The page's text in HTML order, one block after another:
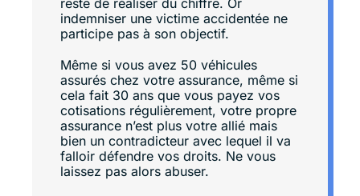
reste de réaliser du chiffre. Or
indemniser une victime accidentée ne
participe pas à son objectif.
Même si vous avez 50 véhicules
assurés chez votre assurance, même si
cela fait 30 ans que vous payez vos
cotisations régulièrement, votre propre
assurance n’est plus votre allié mais
bien un contradicteur avec lequel il va
falloir défendre vos droits. Ne vous
laissez pas alors abuser.